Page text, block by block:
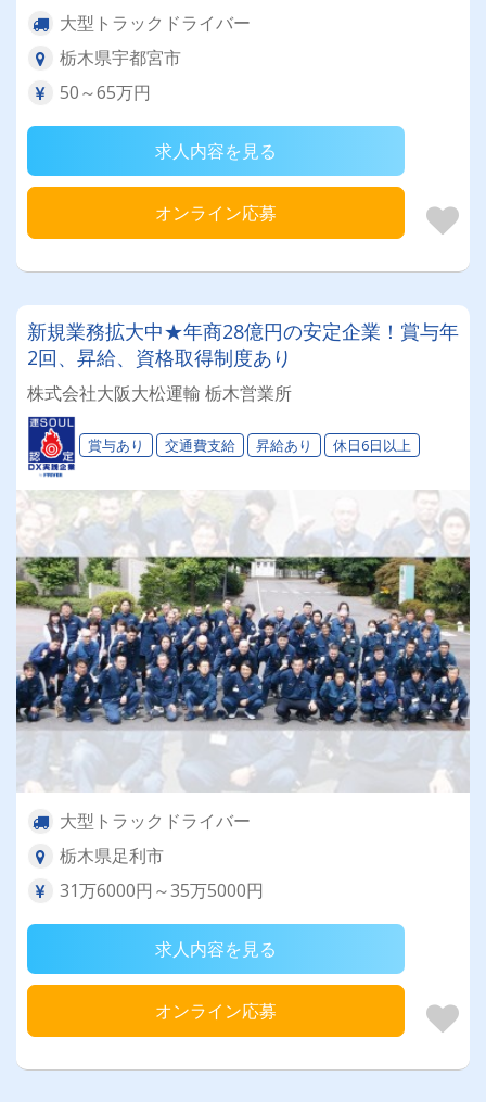
大型トラックドライバー
栃木県宇都宮市
50～65万円
求人内容を見る
オンライン応募
新規業務拡大中★年商28億円の安定企業！賞与年
2回、昇給、資格取得制度あり
株式会社大阪大松運輸 栃木営業所
賞与あり 交通費支給 昇給あり 休日6日以上
大型トラックドライバー
栃木県足利市
31万6000円～35万5000円
求人内容を見る
オンライン応募